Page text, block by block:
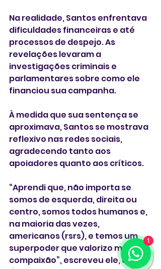
Na realidade, Santos enfrentava
dificuldades financeiras e até
processos de despejo. As
revelações levaram a
investigações criminais e
parlamentares sobre como ele
financiou sua campanha.
À medida que sua sentença se
aproximava, Santos se mostrava
reflexivo nas redes sociais,
agradecendo tanto aos
apoiadores quanto aos críticos.
“Aprendi que, não importa se
somos de esquerda, direita ou
centro, somos todos humanos e,
na maioria das vezes,
americanos (rsrs), e temos um
superpoder que valorizo muito: a
compaixão”, escreveu ele, à
1